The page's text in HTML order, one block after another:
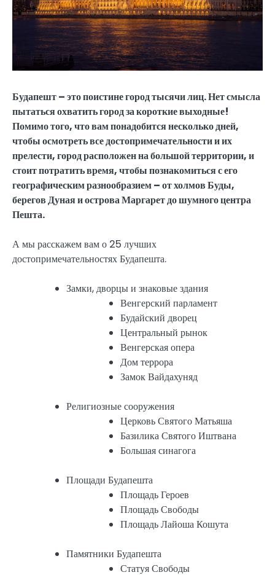
Будапешт – это поистине город тысячи лиц. Нет смысла
пытаться охватить город за короткие выходные!
Помимо того, что вам понадобится несколько дней,
чтобы осмотреть все достопримечательности и их
прелести, город расположен на большой территории, и
стоит потратить время, чтобы познакомиться с его
географическим разнообразием – от холмов Буды,
берегов Дуная и острова Маргарет до шумного центра
Пешта.
А мы расскажем вам о 25 лучших
достопримечательностях Будапешта.
Замки, дворцы и знаковые здания
Венгерский парламент
Будайский дворец
Центральный рынок
Венгерская опера
Дом террора
Замок Вайдахуняд
Религиозные сооружения
Церковь Святого Матьяша
Базилика Святого Иштвана
Большая синагога
Площади Будапешта
Площадь Героев
Площадь Свободы
Площадь Лайоша Кошута
Памятники Будапешта
Статуя Свободы